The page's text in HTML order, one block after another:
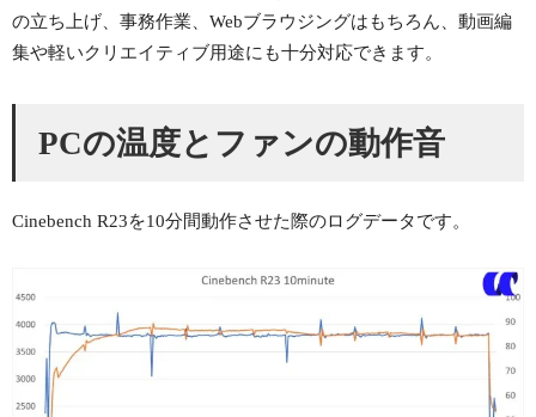
の立ち上げ、事務作業、Webブラウジングはもちろん、動画編
集や軽いクリエイティブ用途にも十分対応できます。
PCの温度とファンの動作音
Cinebench R23を10分間動作させた際のログデータです。